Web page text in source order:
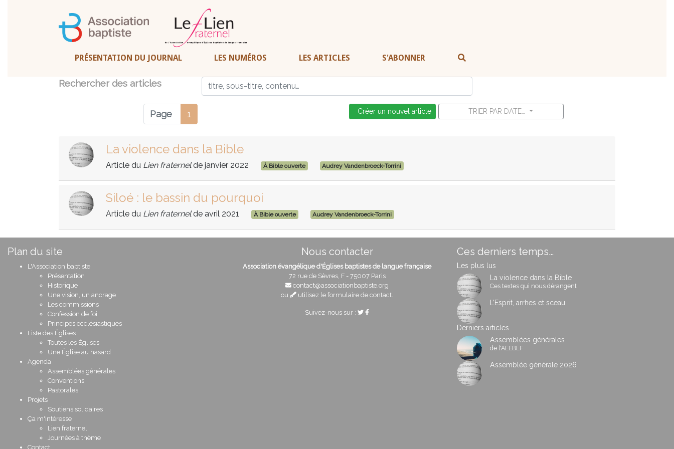
PRÉSENTATION DU JOURNAL LES NUMÉROS LES ARTICLES S'ABONNER
Rechercher des articles
Page 1 Créer un nouvel article TRIER PAR DATE…
La violence dans la Bible
Article du Lien fraternelde janvier 2022 À Bible ouverte Audrey Vandenbroeck-Torrini
Siloé : le bassin du pourquoi
Article du Lien fraternelde avril 2021 À Bible ouverte Audrey Vandenbroeck-Torrini
Plan du site
L'Association baptiste
Présentation
Historique
Une vision, un ancrage
Les commissions
Confession de foi
Principes ecclésiastiques
Liste des Églises
Toutes les Églises
Une Église au hasard
Agenda
Assemblées générales
Conventions
Pastorales
Projets
Soutiens solidaires
Ça m'intéresse
Lien fraternel
Journées à thème
Contact
Nous contacter
Association évangélique d'Églises baptistes de langue française
72 rue de Sèvres, F - 75007 Paris
contact@associationbaptiste.org
ou
utilisez le formulaire de contact.
Suivez-nous sur :
Ces derniers temps…
Les plus lus
La violence dans la Bible
Ces textes qui nous dérangent
L’Esprit, arrhes et sceau
Derniers articles
Assemblées générales
de l'AEEBLF
Assemblée générale 2026